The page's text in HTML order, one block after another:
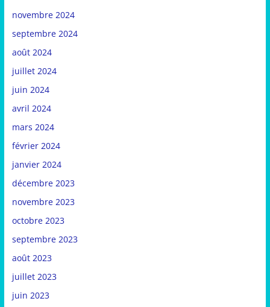
novembre 2024
septembre 2024
août 2024
juillet 2024
juin 2024
avril 2024
mars 2024
février 2024
janvier 2024
décembre 2023
novembre 2023
octobre 2023
septembre 2023
août 2023
juillet 2023
juin 2023